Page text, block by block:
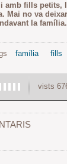
i amb fills petits,
Mai no va
la família.
família fills
vists